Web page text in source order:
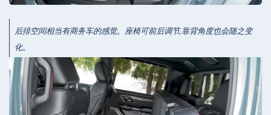
后排空间相当有商务车的感觉。座椅可前后调节,靠背角度也会随之变
化。